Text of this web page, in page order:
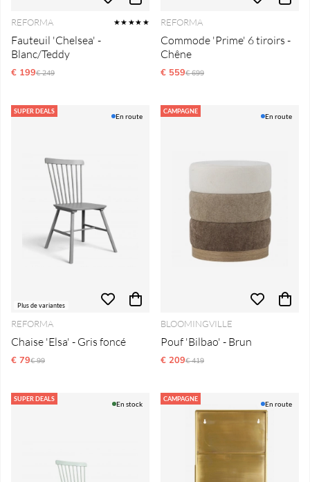
REFORMA ★★★★★
Fauteuil 'Chelsea' -
Blanc/Teddy
€ 199Prix régulier:
€ 249
REFORMA
Commode 'Prime' 6 tiroirs -
Chêne
€ 559Prix régulier:
€ 699
SUPER DEALS
Plus de variantes
En route
REFORMA
Chaise 'Elsa' - Gris foncé
€ 79Prix régulier:
€ 99
CAMPAGNE
En route
BLOOMINGVILLE
Pouf 'Bilbao' - Brun
€ 209Prix régulier:
€ 419
SUPER DEALS
En stock
CAMPAGNE
En route